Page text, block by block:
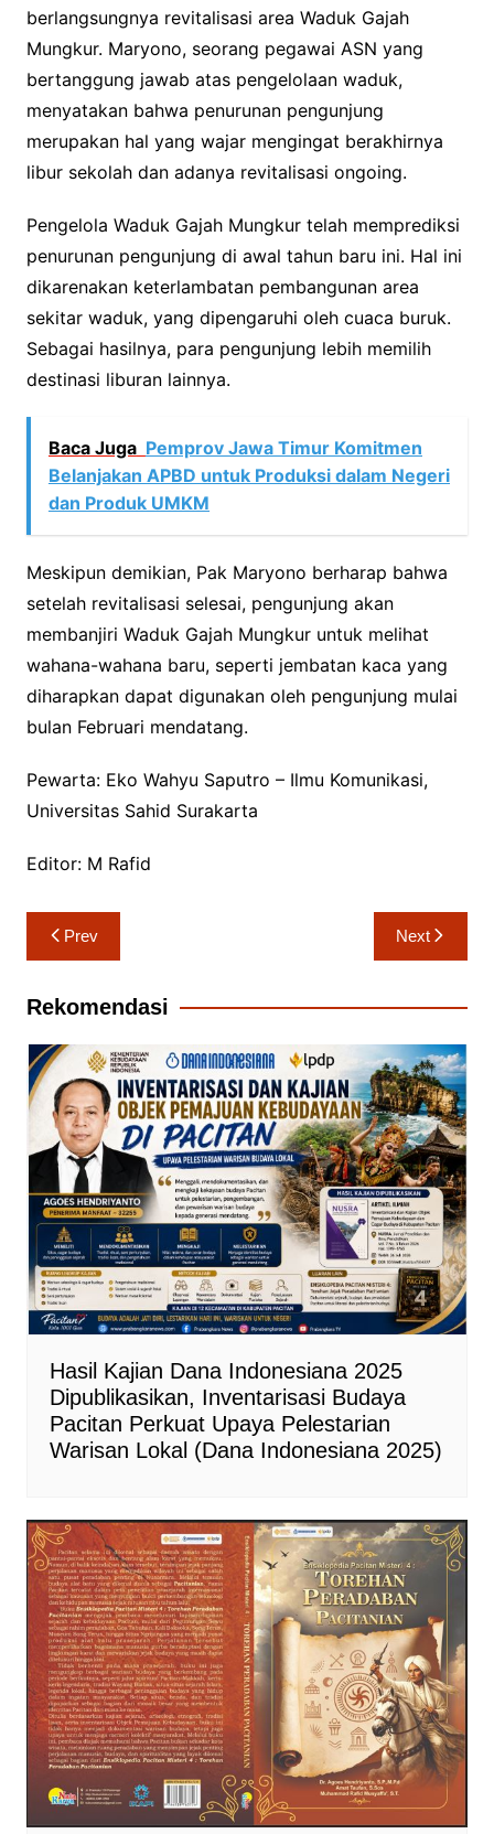
berlangsungnya revitalisasi area Waduk Gajah
Mungkur. Maryono, seorang pegawai ASN yang
bertanggung jawab atas pengelolaan waduk,
menyatakan bahwa penurunan pengunjung
merupakan hal yang wajar mengingat berakhirnya
libur sekolah dan adanya revitalisasi ongoing.
Pengelola Waduk Gajah Mungkur telah memprediksi
penurunan pengunjung di awal tahun baru ini. Hal ini
dikarenakan keterlambatan pembangunan area
sekitar waduk, yang dipengaruhi oleh cuaca buruk.
Sebagai hasilnya, para pengunjung lebih memilih
destinasi liburan lainnya.
Baca Juga Pemprov Jawa Timur Komitmen
Belanjakan APBD untuk Produksi dalam Negeri
dan Produk UMKM
Meskipun demikian, Pak Maryono berharap bahwa
setelah revitalisasi selesai, pengunjung akan
membanjiri Waduk Gajah Mungkur untuk melihat
wahana-wahana baru, seperti jembatan kaca yang
diharapkan dapat digunakan oleh pengunjung mulai
bulan Februari mendatang.
Pewarta: Eko Wahyu Saputro – Ilmu Komunikasi,
Universitas Sahid Surakarta
Editor: M Rafid
Navigasi
pos
Prev Next
Rekomendasi
Hasil Kajian Dana Indonesiana 2025
Dipublikasikan, Inventarisasi Budaya
Pacitan Perkuat Upaya Pelestarian
Warisan Lokal (Dana Indonesiana 2025)